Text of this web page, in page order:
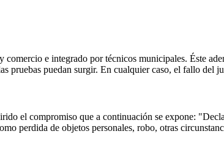
e integrado por técnicos municipales. Éste
pruebas puedan surgir. En cualquier caso, el fallo del
el compromiso que a continuación se expone:
perdida de objetos personales, robo, otras